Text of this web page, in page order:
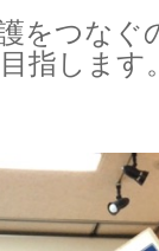
をつなぐ
指します